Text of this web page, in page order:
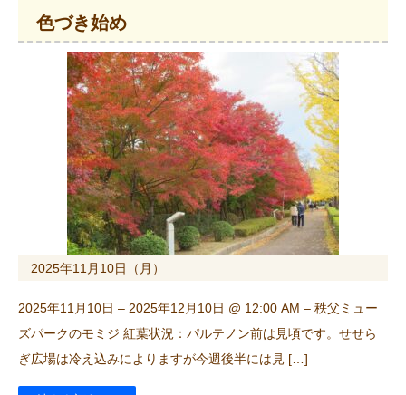
色づき始め
2025年11月10日（月）
2025年11月10日 – 2025年12月10日 @ 12:00 AM – 秩父ミュー
ズパークのモミジ 紅葉状況：パルテノン前は見頃です。せせら
ぎ広場は冷え込みによりますが今週後半には見 […]